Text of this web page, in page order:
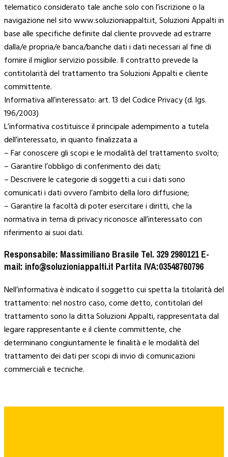
telematico considerato tale anche solo con l’iscrizione o la
navigazione nel sito www.soluzioniappalti.it, Soluzioni Appalti in
base alle specifiche definite dal cliente provvede ad estrarre
dalla/e propria/e banca/banche dati i dati necessari al fine di
fornire il miglior servizio possibile. Il contratto prevede la
contitolarità del trattamento tra Soluzioni Appalti e cliente
committente.
Informativa all’interessato: art. 13 del Codice Privacy (d. lgs.
196/2003)
L’informativa costituisce il principale adempimento a tutela
dell’interessato, in quanto finalizzata a
– Far conoscere gli scopi e le modalità del trattamento svolto;
– Garantire l’obbligo di conferimento dei dati;
– Descrivere le categorie di soggetti a cui i dati sono
comunicati i dati ovvero l’ambito della loro diffusione;
– Garantire la facoltà di poter esercitare i diritti, che la
normativa in tema di privacy riconosce all’interessato con
riferimento ai suoi dati.
Responsabile: Massimiliano Brasile Tel. 329 2980121 E-
mail: info@soluzioniappalti.it Partita IVA:03548760796
Nell’informativa è indicato il soggetto cui spetta la titolarità del
trattamento: nel nostro caso, come detto, contitolari del
trattamento sono la ditta Soluzioni Appalti, rappresentata dal
legare rappresentante e il cliente committente, che
determinano congiuntamente le finalità e le modalità del
trattamento dei dati per scopi di invio di comunicazioni
commerciali e tecniche.